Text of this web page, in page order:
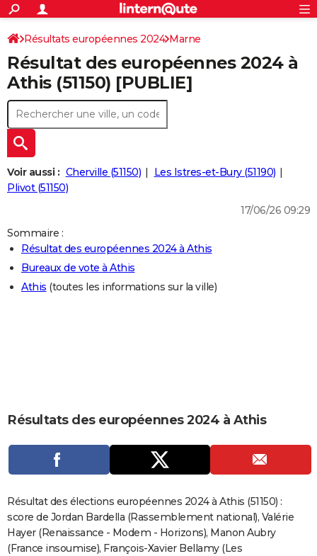
ACTUALITÉS
Politique
Société
Faits Divers
Education
Monde
Villes
+
SPORT
Coupe du monde 2026
Football
Tennis
Cyclisme
Rugby
Forum
CULTURE
Programme TV
TNT
Streaming
Cinéma
Sorties cinéma
Musique
+
FINANCE
Retraite
Impôts
Epargne
Immobilier
Risques naturels par ville
Banque
Assurance
Crédit
AUTO
Essais
Réserver un essai
Citadines
Berlines
SUV
Forum auto
+
HIGH-TECH
Mobiles
Meilleur smartphone
Internet
Ordinateurs
Jeux vidéo
Guide high-tech
+
BRICOLAGE
Guides de France
Escapades
Patrimoine
Expositions
Musées
Week-end nature
LIFESTYLE
Art de vivre
Bien-être
Loisirs
Mode
Modes de vie
CARTE DE VOEUX
Carte de Noël
Carte Bonne année
Carte Saint-Valentin
Carte Pâques
Carte d'anniversaire
DICTIONNAIRE
Dictionnaire
Biographies
Citations
Expressions
Proverbes
PROGRAMME TV
COPAINS D'AVANT
S'inscrire
Se connecter
Lycées
Collèges
Primaires
Universités
Entreprises
Service militaire
Avis de recherche
AVIS DE DÉCÈS
S'inscrire
Connexion
Résultats européennes 2024 Marne
Résultat des européennes 2024 à
Athis (51150) [PUBLIE]
Voir aussi : Cherville (51150)
Les Istres-et-Bury (51190)
Plivot (51150)
17/06/26 09:29
Sommaire :
Résultat des européennes 2024 à Athis
Bureaux de vote à Athis
Athis (toutes les informations sur la ville)
Résultats des européennes 2024 à Athis
Résultat des élections européennes 2024 à Athis (51150) :
score de Jordan Bardella (Rassemblement national), Valérie
Hayer (Renaissance - Modem - Horizons), Manon Aubry
(France insoumise), François-Xavier Bellamy (Les